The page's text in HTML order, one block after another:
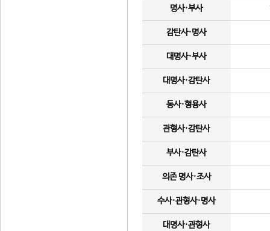
명사·부사
감탄사·명사
대명사·부사
대명사·감탄사
동사·형용사
관형사·감탄사
부사·감탄사
의존 명사·조사
수사·관형사·명사
대명사·관형사